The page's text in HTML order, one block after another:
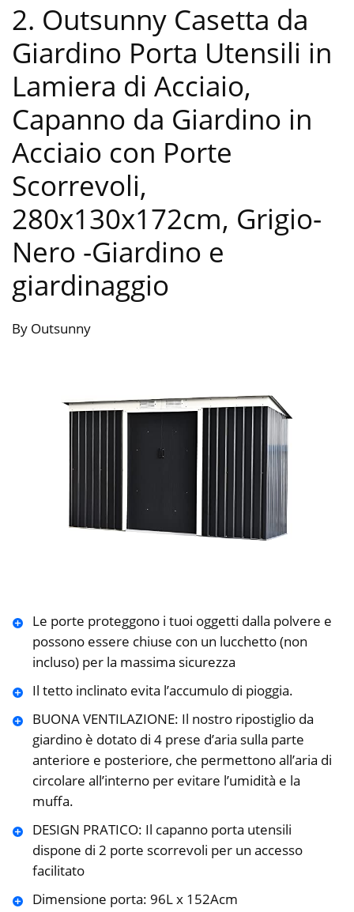
2. Outsunny Casetta da
Giardino Porta Utensili in
Lamiera di Acciaio,
Capanno da Giardino in
Acciaio con Porte
Scorrevoli,
280x130x172cm, Grigio-
Nero -Giardino e
giardinaggio
By Outsunny
Le porte proteggono i tuoi oggetti dalla polvere e
possono essere chiuse con un lucchetto (non
incluso) per la massima sicurezza
Il tetto inclinato evita l’accumulo di pioggia.
BUONA VENTILAZIONE: Il nostro ripostiglio da
giardino è dotato di 4 prese d’aria sulla parte
anteriore e posteriore, che permettono all’aria di
circolare all’interno per evitare l’umidità e la
muffa.
DESIGN PRATICO: Il capanno porta utensili
dispone di 2 porte scorrevoli per un accesso
facilitato
Dimensione porta: 96L x 152Acm